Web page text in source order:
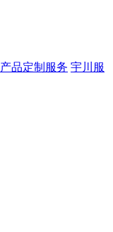
产品定制服务 宇川服